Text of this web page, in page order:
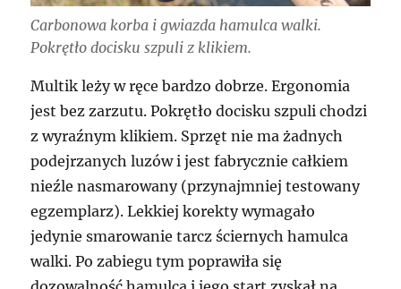
Carbonowa korba i gwiazda hamulca walki.
Pokrętło docisku szpuli z klikiem.
Multik leży w ręce bardzo dobrze. Ergonomia
jest bez zarzutu. Pokrętło docisku szpuli chodzi
z wyraźnym klikiem. Sprzęt nie ma żadnych
podejrzanych luzów i jest fabrycznie całkiem
nieźle nasmarowany (przynajmniej testowany
egzemplarz). Lekkiej korekty wymagało
jedynie smarowanie tarcz ściernych hamulca
walki. Po zabiegu tym poprawiła się